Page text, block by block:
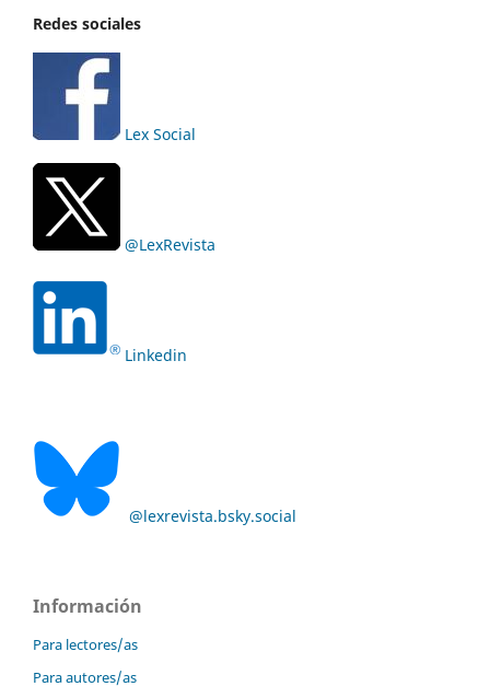
Redes sociales
Lex Social
@LexRevista
Linkedin
@lexrevista.bsky.social
Información
Para lectores/as
Para autores/as